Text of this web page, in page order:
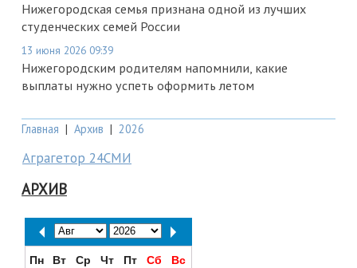
Нижегородская семья признана одной из лучших
студенческих семей России
13 июня 2026 09:39
Нижегородским родителям напомнили, какие
выплаты нужно успеть оформить летом
Главная | Архив | 2026
Аграгетор 24СМИ
АРХИВ
Пн Вт Ср Чт Пт Сб
Вс